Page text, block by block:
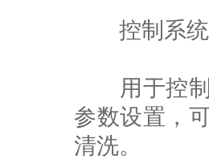
​控制系统
用于控制
参数设置，
清洗。